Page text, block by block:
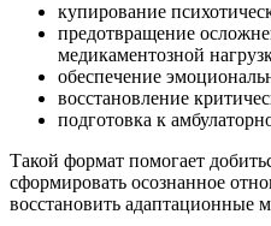
купирование
предотвращение
медикаментозной
обеспечение
восстановление
подготовка к
Такой формат помогает
сформировать осознанное
восстановить адаптационные